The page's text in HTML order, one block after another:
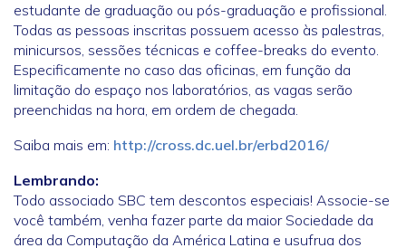
estudante de graduação ou pós-graduação e profissional.
Todas as pessoas inscritas possuem acesso às palestras,
minicursos, sessões técnicas e coffee-breaks do evento.
Especificamente no caso das oficinas, em função da
limitação do espaço nos laboratórios, as vagas serão
preenchidas na hora, em ordem de chegada.
Saiba mais em: http://cross.dc.uel.br/erbd2016/
Lembrando:
Todo associado SBC tem descontos especiais! Associe-se
você também, venha fazer parte da maior Sociedade da
área da Computação da América Latina e usufrua dos